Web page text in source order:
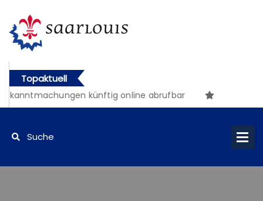
Topaktuell
künftig online abrufbar